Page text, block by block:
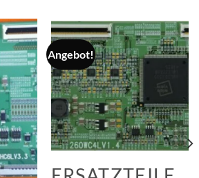
Angebot!